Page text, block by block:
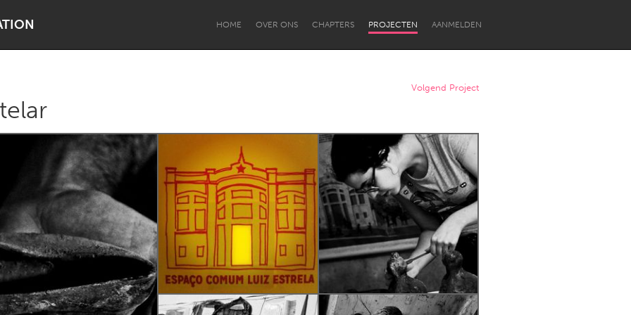
HOME OVER ONS CHAPTERS PROJECTEN AANMELDEN
Lake Mac Lower Hunter
Newcastle
Volgend Project